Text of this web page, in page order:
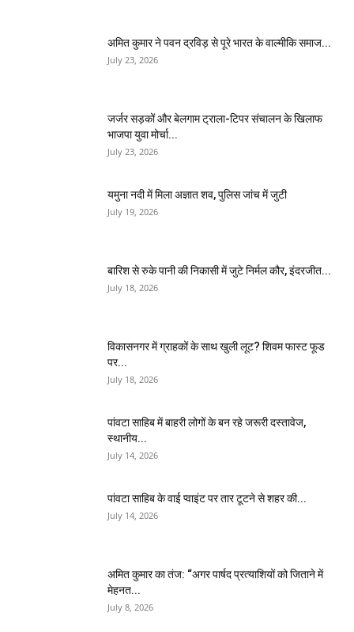
अमित कुमार ने पवन द्रविड़ से पूरे भारत के वाल्मीकि समाज...
July 23, 2026
जर्जर सड़कों और बेलगाम ट्राला-टिपर संचालन के खिलाफ
भाजपा युवा मोर्चा...
July 23, 2026
यमुना नदी में मिला अज्ञात शव, पुलिस जांच में जुटी
July 19, 2026
बारिश से रुके पानी की निकासी में जुटे निर्मल कौर, इंदरजीत...
July 18, 2026
विकासनगर में ग्राहकों के साथ खुली लूट? शिवम फास्ट फूड
पर...
July 18, 2026
पांवटा साहिब में बाहरी लोगों के बन रहे जरूरी दस्तावेज,
स्थानीय...
July 14, 2026
पांवटा साहिब के वाई प्वाइंट पर तार टूटने से शहर की...
July 14, 2026
अमित कुमार का तंज: “अगर पार्षद प्रत्याशियों को जिताने में
मेहनत...
July 8, 2026